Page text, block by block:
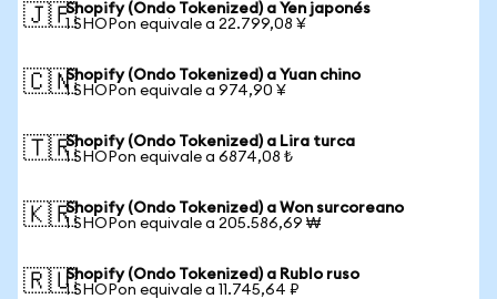
🇯🇵Shopify (Ondo Tokenized) a Yen japonés
1 SHOPon equivale a 22.799,08 ¥
🇨🇳Shopify (Ondo Tokenized) a Yuan chino
1 SHOPon equivale a 974,90 ¥
🇹🇷Shopify (Ondo Tokenized) a Lira turca
1 SHOPon equivale a 6874,08 ₺
🇰🇷Shopify (Ondo Tokenized) a Won surcoreano
1 SHOPon equivale a 205.586,69 ₩
🇷🇺Shopify (Ondo Tokenized) a Rublo ruso
1 SHOPon equivale a 11.745,64 ₽